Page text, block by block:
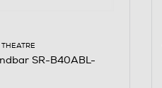
SR-B40ABL-